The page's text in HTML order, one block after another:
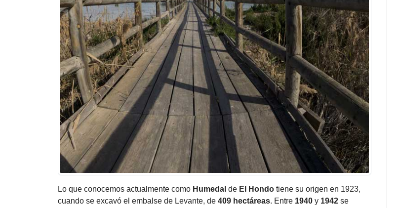
Lo que conocemos actualmente como Humedal de El Hondo tiene su origen en 1923,
cuando se excavó el embalse de Levante, de 409 hectáreas. Entre 1940 y 1942 se